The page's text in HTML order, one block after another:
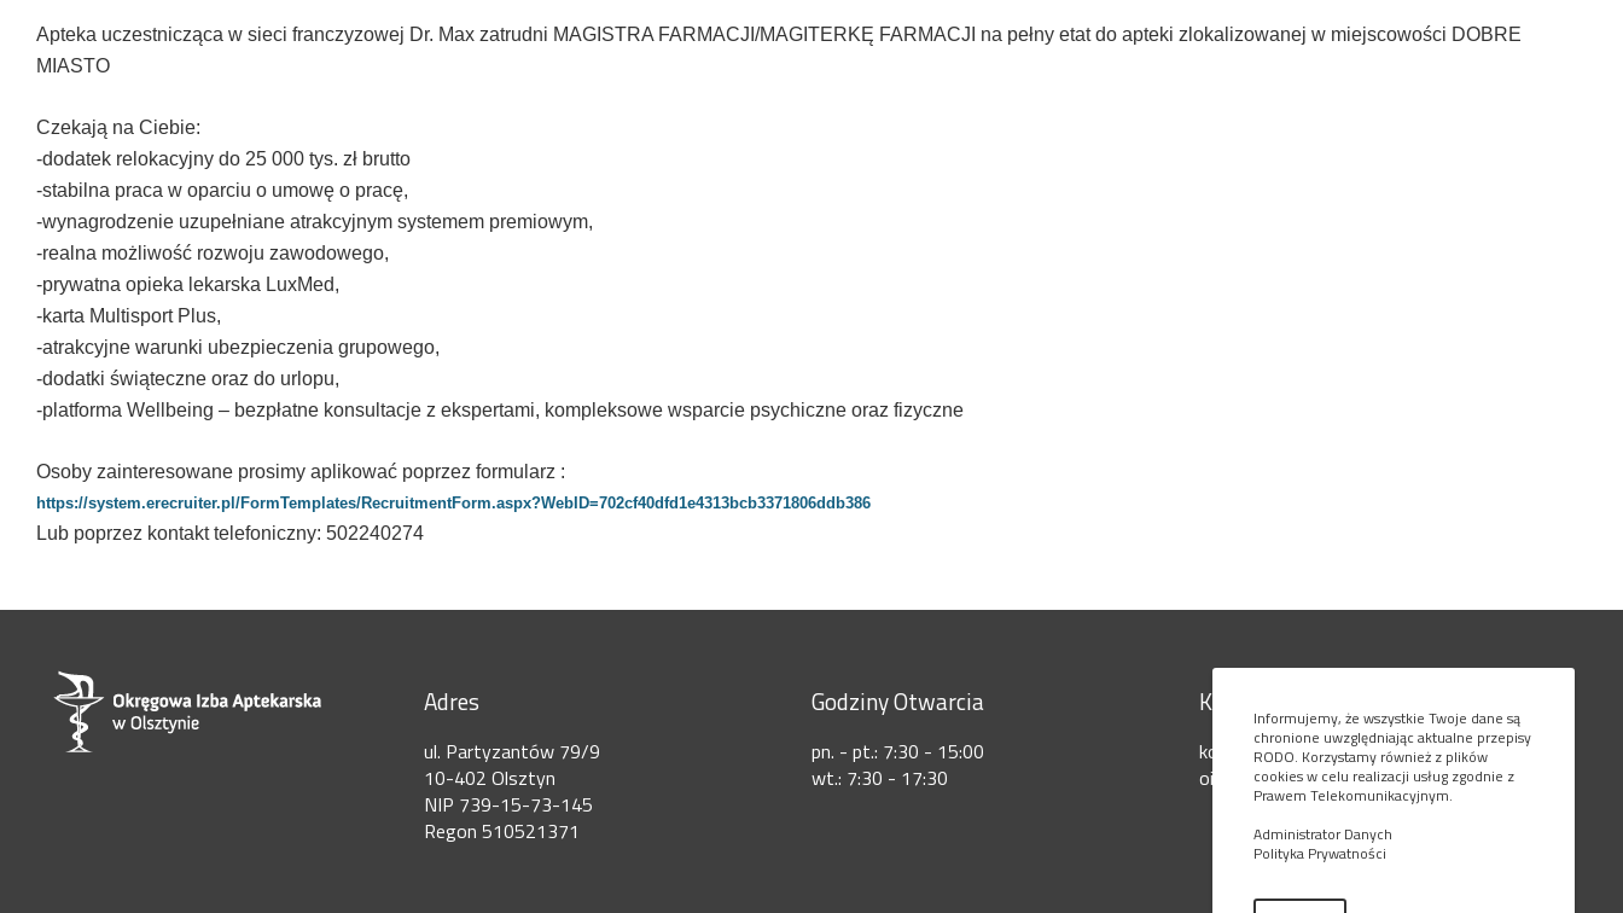
Apteka uczestnicząca w sieci franczyzowej Dr. Max zatrudni MAGISTRA FARMACJI/MAGITERKĘ FARMACJI na pełny etat do apteki zlokalizowanej w miejscowości DOBRE
MIASTO
Czekają na Ciebie:
-dodatek relokacyjny do 25 000 tys. zł brutto
-stabilna praca w oparciu o umowę o pracę,
-wynagrodzenie uzupełniane atrakcyjnym systemem premiowym,
-realna możliwość rozwoju zawodowego,
-prywatna opieka lekarska LuxMed,
-karta Multisport Plus,
-atrakcyjne warunki ubezpieczenia grupowego,
-dodatki świąteczne oraz do urlopu,
-platforma Wellbeing – bezpłatne konsultacje z ekspertami, kompleksowe wsparcie psychiczne oraz fizyczne
Osoby zainteresowane prosimy aplikować poprzez formularz :
https://system.erecruiter.pl/FormTemplates/RecruitmentForm.aspx?WebID=702cf40dfd1e4313bcb3371806ddb386
Lub poprzez kontakt telefoniczny: 502240274
Adres
ul. Partyzantów 79/9
10-402 Olsztyn
NIP 739-15-73-145
Regon 510521371
Godziny Otwarcia
pn. - pt.: 7:30 - 15:00
wt.: 7:30 - 17:30
Kontakt
kom. 795 080 777
oiaols@ol.onet.pl
Informujemy, że wszystkie Twoje dane są
chronione uwzględniając aktualne przepisy
RODO. Korzystamy również z plików
cookies w celu realizacji usług zgodnie z
Prawem Telekomunikacyjnym.
Administrator Danych
Polityka Prywatności